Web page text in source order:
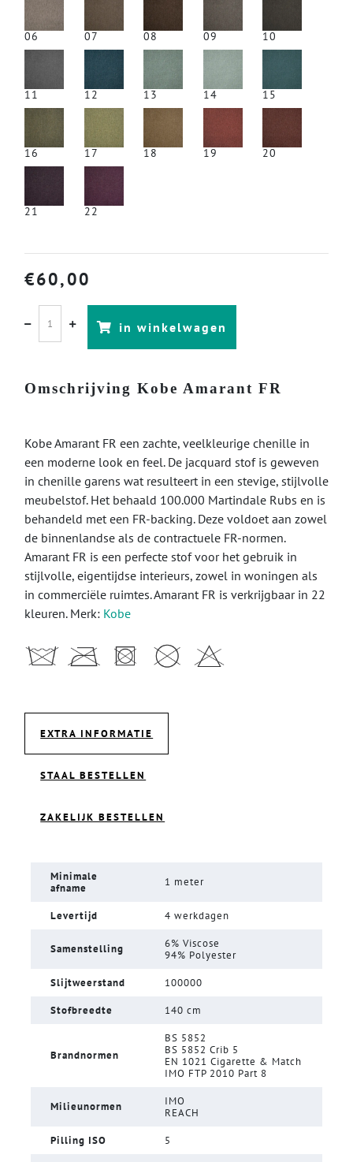
06 07 08 09 10
11 12 13 14 15
16 17 18 19 20
21 22
€60,00
in winkelwagen
Omschrijving Kobe Amarant FR
Kobe Amarant FR een zachte, veelkleurige chenille in
een moderne look en feel. De jacquard stof is geweven
in chenille garens wat resulteert in een stevige, stijlvolle
meubelstof. Het behaald 100.000 Martindale Rubs en is
behandeld met een FR-backing. Deze voldoet aan zowel
de binnenlandse als de contractuele FR-normen.
Amarant FR is een perfecte stof voor het gebruik in
stijlvolle, eigentijdse interieurs, zowel in woningen als
in commerciële ruimtes. Amarant FR is verkrijgbaar in 22
kleuren. Merk: Kobe
EXTRA INFORMATIE
STAAL BESTELLEN
ZAKELIJK BESTELLEN
Minimale
afname
1 meter
Levertijd 4 werkdagen
Samenstelling
6% Viscose
94% Polyester
Slijtweerstand 100000
Stofbreedte 140 cm
Brandnormen
BS 5852
BS 5852 Crib 5
EN 1021 Cigarette & Match
IMO FTP 2010 Part 8
Milieunormen
IMO
REACH
Pilling ISO 5